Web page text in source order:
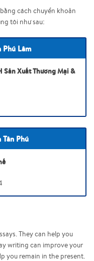
cách chuyển khoản
tôi như sau:
Phú Lâm
Sản Xuất Thương Mại &
Phú
They can help you
writing can improve your
you remain in the present.